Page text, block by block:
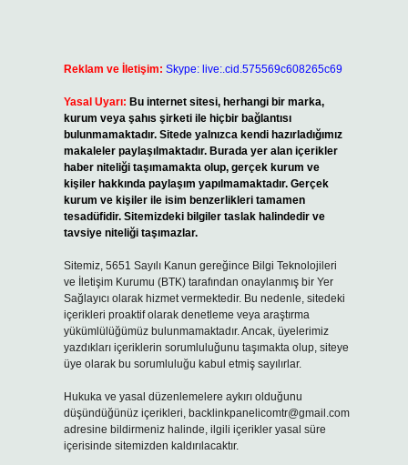
Reklam ve İletişim: Skype: live:.cid.575569c608265c69
Yasal Uyarı: Bu internet sitesi, herhangi bir marka,
kurum veya şahıs şirketi ile hiçbir bağlantısı
bulunmamaktadır. Sitede yalnızca kendi hazırladığımız
makaleler paylaşılmaktadır. Burada yer alan içerikler
haber niteliği taşımamakta olup, gerçek kurum ve
kişiler hakkında paylaşım yapılmamaktadır. Gerçek
kurum ve kişiler ile isim benzerlikleri tamamen
tesadüfidir. Sitemizdeki bilgiler taslak halindedir ve
tavsiye niteliği taşımazlar.
Sitemiz, 5651 Sayılı Kanun gereğince Bilgi Teknolojileri
ve İletişim Kurumu (BTK) tarafından onaylanmış bir Yer
Sağlayıcı olarak hizmet vermektedir. Bu nedenle, sitedeki
içerikleri proaktif olarak denetleme veya araştırma
yükümlülüğümüz bulunmamaktadır. Ancak, üyelerimiz
yazdıkları içeriklerin sorumluluğunu taşımakta olup, siteye
üye olarak bu sorumluluğu kabul etmiş sayılırlar.
Hukuka ve yasal düzenlemelere aykırı olduğunu
düşündüğünüz içerikleri, backlinkpanelicomtr@gmail.com
adresine bildirmeniz halinde, ilgili içerikler yasal süre
içerisinde sitemizden kaldırılacaktır.